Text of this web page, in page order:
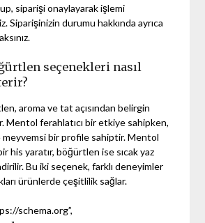
siparişi onaylayarak işlemi
Siparişinizin durumu hakkında ayrıca
seçenekleri nasıl
aroma ve tat açısından belirgin
Mentol ferahlatıcı bir etkiye sahipken,
bir profile sahiptir. Mentol
his yaratır, böğürtlen ise sıcak yaz
Bu iki seçenek, farklı deneyimler
ürünlerde çeşitlilik sağlar.
schema.org”,